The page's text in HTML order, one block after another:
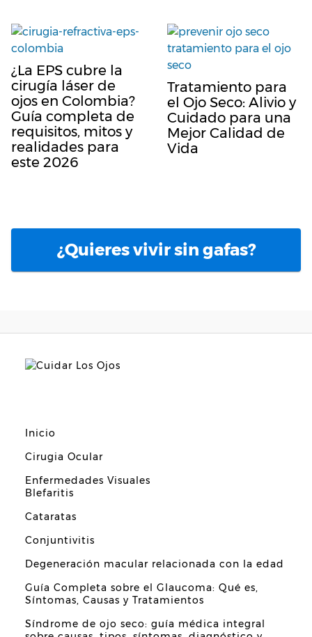
¿La EPS cubre la
cirugía láser de
ojos en Colombia?
Guía completa de
requisitos, mitos y
realidades para
este 2026
Tratamiento para
el Ojo Seco: Alivio y
Cuidado para una
Mejor Calidad de
Vida
¿Quieres vivir sin gafas?
Inicio
Cirugia Ocular
Enfermedades Visuales
Blefaritis
Cataratas
Conjuntivitis
Degeneración macular relacionada con la edad
Guía Completa sobre el Glaucoma: Qué es,
Síntomas, Causas y Tratamientos
Síndrome de ojo seco: guía médica integral